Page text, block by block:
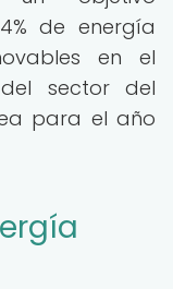
de energía
en el
sector del
para el año